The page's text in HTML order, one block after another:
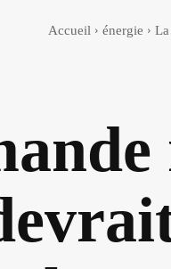
Accueil énergie